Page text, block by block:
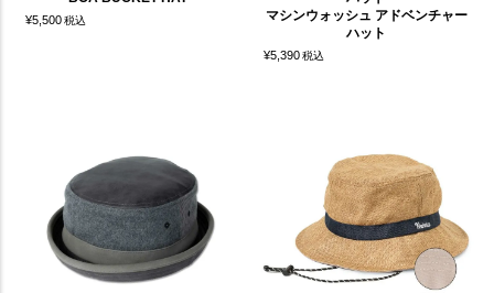
¥5,500税込
マシンウォッシュ アドベンチャー
ハット
¥5,390税込